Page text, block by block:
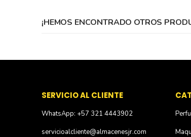
¡HEMOS ENCONTRADO OTROS
SERVICIO AL CLIENTE
WhatsApp: +57 321 4443902
servicioalcliente@almacenesjr.com